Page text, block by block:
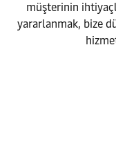
müşterinin
yararlanmak, bize